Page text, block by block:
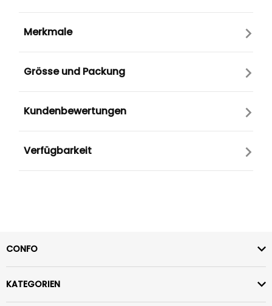
Merkmale
Grösse und Packung
Kundenbewertungen
Verfügbarkeit
CONFO
KATEGORIEN